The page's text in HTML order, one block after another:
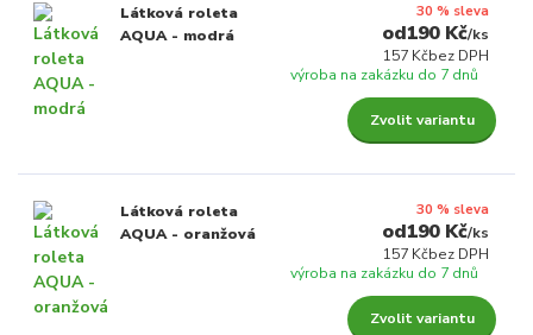
Látková roleta
AQUA - modrá
30 % sleva
190 Kč/ks
157 Kčbez DPH
výroba na zakázku do 7 dnů
Zvolit variantu
Látková roleta
AQUA - oranžová
30 % sleva
190 Kč/ks
157 Kčbez DPH
výroba na zakázku do 7 dnů
Zvolit variantu